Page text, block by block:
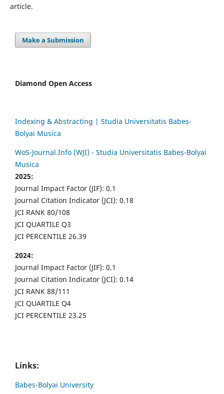
article.
Make a Submission
Diamond Open Access
Indexing & Abstracting | Studia Universitatis Babeș-
Bolyai Musica
WoS-Journal.Info (WJI) - Studia Universitatis Babeș-Bolyai
Musica
2025:
Journal Impact Factor (JIF): 0.1
Journal Citation Indicator (JCI): 0.18
JCI RANK 80/108
JCI QUARTILE Q3
JCI PERCENTILE 26.39
2024:
Journal Impact Factor (JIF): 0.1
Journal Citation Indicator (JCI): 0.14
JCI RANK 88/111
JCI QUARTILE Q4
JCI PERCENTILE 23.25
Links:
Babes-Bolyai University